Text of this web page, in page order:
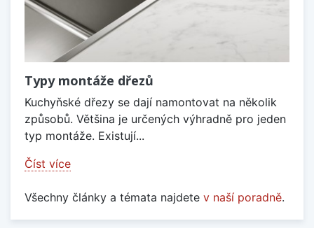
Typy montáže dřezů
Kuchyňské dřezy se dají namontovat na několik
způsobů. Většina je určených výhradně pro jeden
typ montáže. Existují...
Číst více
Všechny články a témata najdete v naší poradně.